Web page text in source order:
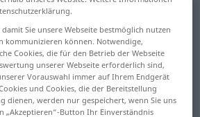
anklicken/antippen)
Sie unsere Webseite bestmöglich nutzen
kommunizieren können. Notwendige,
Cookies, die für den Betrieb der Webseite
unserer Webseite erforderlich sind,
Vorauswahl immer auf Ihrem Endgerät
und Cookies, die der Bereitstellung
dienen, werden nur gespeichert, wenn Sie uns
„Akzeptieren“-Button Ihr Einverständnis